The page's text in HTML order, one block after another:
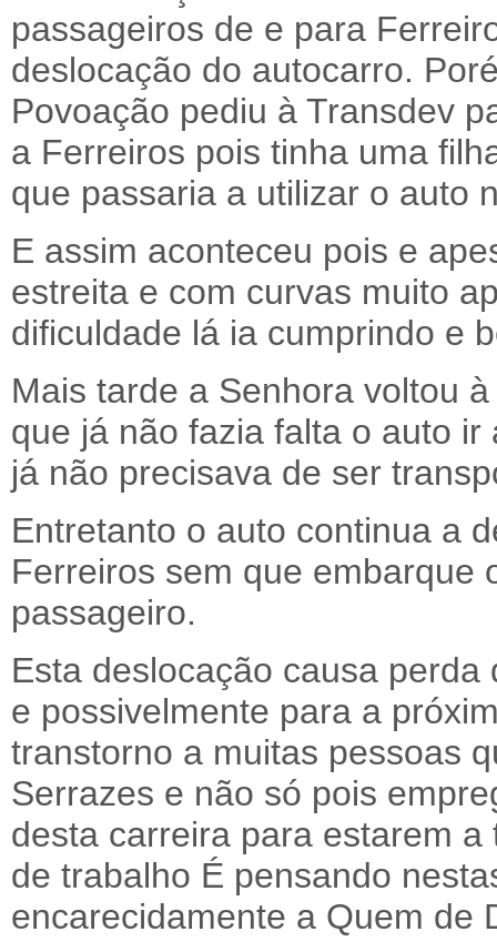
passageiros de e para
deslocação do autocarro.
Povoação pediu à Transdev
a Ferreiros pois tinha uma
que passaria a utilizar o auto
E assim aconteceu pois e
estreita e com curvas muito
dificuldade lá ia cumprindo e
Mais tarde a Senhora voltou
que já não fazia falta o auto
já não precisava de ser
Entretanto o auto continua a
Ferreiros sem que embarque
passageiro.
Esta deslocação causa
e possivelmente para a
transtorno a muitas pessoas
Serrazes e não só pois
desta carreira para estarem
de trabalho É pensando
encarecidamente a Quem de